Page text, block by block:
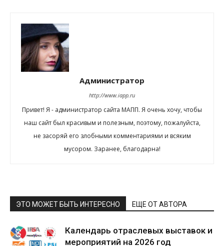
Администратор
http://www.iapp.ru
Привет! Я - администратор сайта МАПП. Я очень хочу, чтобы
наш сайт был красивым и полезным, поэтому, пожалуйста,
не засоряй его злобными комментариями и всяким
мусором. Заранее, благодарна!
ЭТО МОЖЕТ БЫТЬ ИНТЕРЕСНО ЕЩЕ ОТ АВТОРА
Календарь отраслевых выставок и
мероприятий на 2026 год